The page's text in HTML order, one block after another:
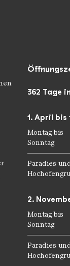
362 Tage
1. April bis
Montag bis
Sonntag
Paradies
2.
Montag bis
Sonntag
Paradies